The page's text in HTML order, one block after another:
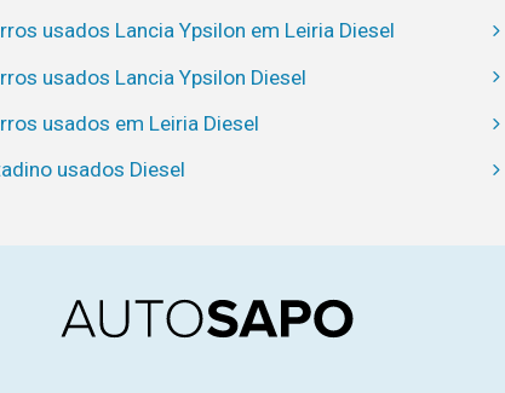
usados Lancia Ypsilon em Leiria Diesel
usados Lancia Ypsilon Diesel
usados em Leiria Diesel
usados Diesel